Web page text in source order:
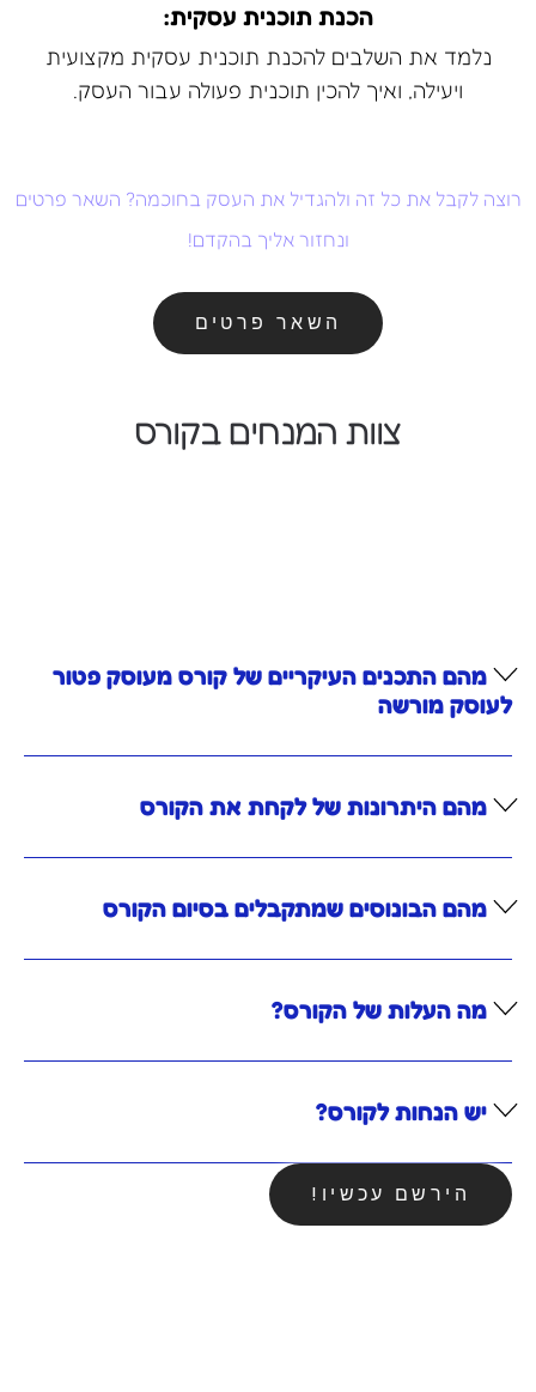
הכנת תוכנית עסקית:
נלמד את השלבים להכנת תוכנית עסקית מקצועית
ויעילה, ואיך להכין תוכנית פעולה עבור העסק.
רוצה לקבל את כל זה ולהגדיל את העסק בחוכמה? השאר פרטים
ונחזור אליך בהקדם!
השאר פרטים
צוות המנחים בקורס
מהם התכנים העיקריים של קורס מעוסק פטור
לעוסק מורשה
מהם היתרונות של לקחת את הקורס
מהם הבונוסים שמתקבלים בסיום הקורס
מה העלות של הקורס?
יש הנחות לקורס?
הירשם עכשיו!